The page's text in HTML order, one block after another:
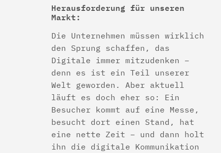
Herausforderung für unseren
Markt:
Die Unternehmen müssen wirklich
den Sprung schaffen, das
Digitale immer mitzudenken –
denn es ist ein Teil unserer
Welt geworden. Aber aktuell
läuft es doch eher so: Ein
Besucher kommt auf eine Messe,
besucht dort einen Stand, hat
eine nette Zeit – und dann holt
ihn die digitale Kommunikation